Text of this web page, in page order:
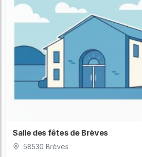
Salle des fêtes de Brèves
58530 Brèves